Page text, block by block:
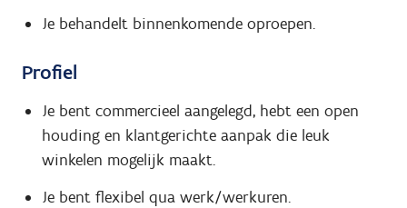
Je behandelt binnenkomende oproepen.
Profiel
Je bent commercieel aangelegd, hebt een open
houding en klantgerichte aanpak die leuk
winkelen mogelijk maakt.
Je bent flexibel qua werk/werkuren.